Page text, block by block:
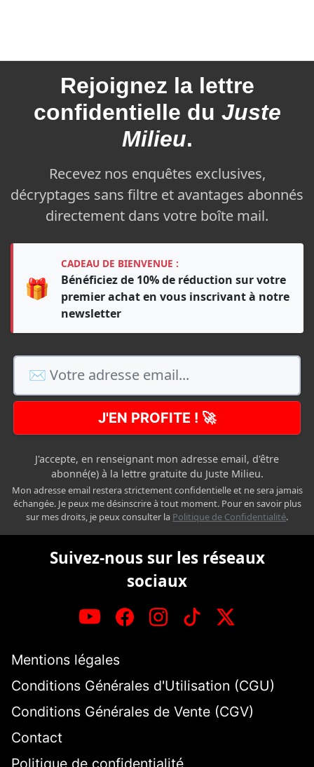
Rejoignez la lettre
confidentielle du Juste
Milieu.
Recevez nos enquêtes exclusives,
décryptages sans filtre et avantages abonnés
directement dans votre boîte mail.
🎁
CADEAU DE BIENVENUE :
Bénéficiez de 10% de réduction sur votre
premier achat en vous inscrivant à notre
newsletter
J'EN PROFITE ! 🚀
J'accepte, en renseignant mon adresse email, d'être
abonné(e) à la lettre gratuite du Juste Milieu.
Mon adresse email restera strictement confidentielle et ne sera jamais
échangée. Je peux me désinscrire à tout moment. Pour en savoir plus
sur mes droits, je peux consulter la Politique de Confidentialité.
Suivez-nous sur les réseaux
sociaux
Mentions légales
Conditions Générales d'Utilisation (CGU)
Conditions Générales de Vente (CGV)
Contact
Politique de confidentialité